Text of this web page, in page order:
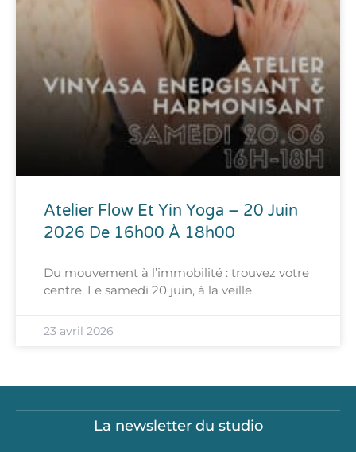
Atelier Flow Et Yin Yoga – 20 Juin
2026 De 16h00 À 18h00
Du mouvement à l’immobilité : trouvez votre
centre. Le samedi 20 juin, à la veille
23 avril 2026
La newsletter du studio